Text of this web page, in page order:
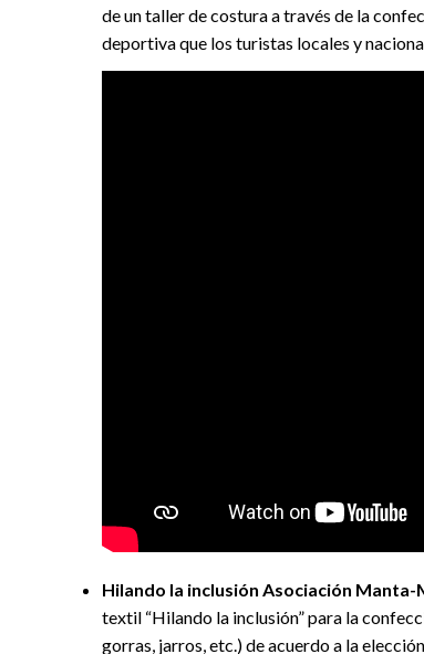
de un taller de costura a través de la
deportiva que los turistas locales y
Hilando la inclusión Asociación
textil “Hilando la inclusión” para la
gorras, jarros, etc.) de acuerdo a la